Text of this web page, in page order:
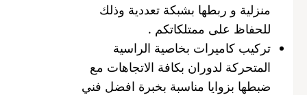
منزلية و ربطها بشبكة تعددية وذلك
للحفاظ على ممتلكاتكم .
تركيب كاميرات بخاصية الراسية
المتحركة لدوران بكافة الاتجاهات مع
ضبطها بزوايا مناسبة بخبرة افضل فني